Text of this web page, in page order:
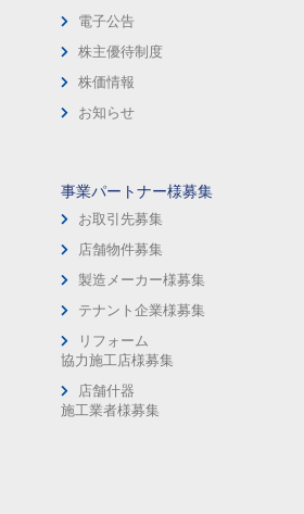
電子公告
株主優待制度
株価情報
お知らせ
事業パートナー様募集
お取引先募集
店舗物件募集
製造メーカー様募集
テナント企業様募集
リフォーム
協力施工店様募集
店舗什器
施工業者様募集